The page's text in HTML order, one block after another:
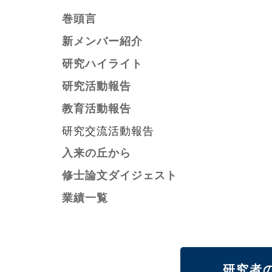
巻頭言
新メンバー紹介
研究ハイライト
研究活動報告
教育活動報告
研究交流活動報告
入来の丘から
修士論文ダイジェスト
業績一覧